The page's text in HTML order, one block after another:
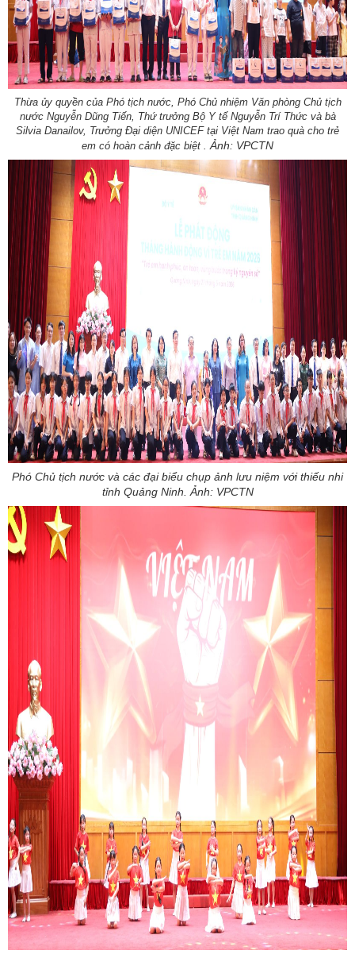
Thừa ủy quyền của Phó tịch nước, Phó Chủ nhiệm Văn phòng Chủ tịch
nước Nguyễn Dũng Tiến, Thứ trưởng Bộ Y tế Nguyễn Trí Thức và bà
Silvia Danailov, Trưởng Đại diện UNICEF tại Việt Nam trao quà cho trẻ
em có hoàn cảnh đặc biệt .Ảnh: VPCTN
Phó Chủ tịch nước và các đại biểu chụp ảnh lưu niệm với thiếu nhi
tỉnh Quảng Ninh. Ảnh: VPCTN